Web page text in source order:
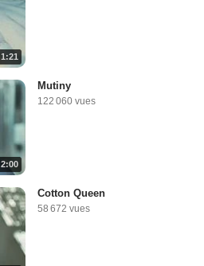
1:21
2:00
Mutiny
122 060 vues
Cotton Queen
58 672 vues